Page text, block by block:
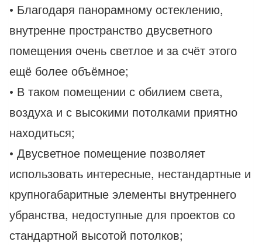
• Благодаря панорамному остеклению,
внутренне пространство двусветного
помещения очень светлое и за счёт этого
ещё более объёмное;
• В таком помещении с обилием света,
воздуха и с высокими потолками приятно
находиться;
• Двусветное помещение позволяет
использовать интересные, нестандартные и
крупногабаритные элементы внутреннего
убранства, недоступные для проектов со
стандартной высотой потолков;